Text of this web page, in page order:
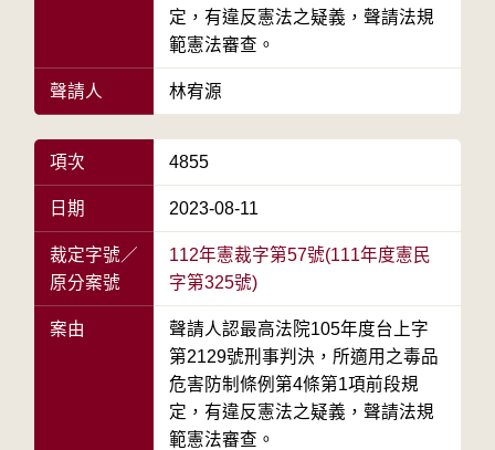
定，有違反憲法之疑義，聲請法規
範憲法審查。
聲請人 林宥源
項次 4855
日期 2023-08-11
裁定字號／
原分案號
112年憲裁字第57號(111年度憲民
字第325號)
案由
聲請人認最高法院105年度台上字
第2129號刑事判決，所適用之毒品
危害防制條例第4條第1項前段規
定，有違反憲法之疑義，聲請法規
範憲法審查。